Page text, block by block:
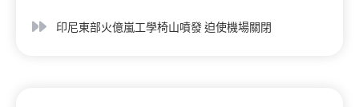
印尼東部火億嵐工學椅山噴發 迫使機場關閉